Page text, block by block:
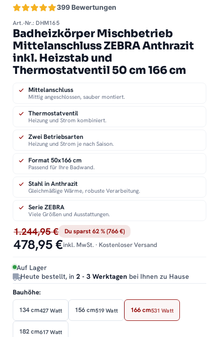
399 Bewertungen
Art.-Nr.: DHM165
Badheizkörper Mischbetrieb
Mittelanschluss ZEBRA Anthrazit
inkl. Heizstab und
Thermostatventil 50 cm 166 cm
1.244,95 € Du sparst 62 % (766 €)
478,95 €inkl. MwSt. · Kostenloser Versand
Auf Lager
Heute bestellt, in 2 - 3 Werktagen bei Ihnen zu Hause
Mittelanschluss
Mittig angeschlossen, sauber montiert.
Thermostatventil
Heizung und Strom kombiniert.
Zwei Betriebsarten
Heizung und Strom je nach Saison.
Format 50x166 cm
Passend für Ihre Badwand.
Stahl in Anthrazit
Gleichmäßige Wärme, robuste Verarbeitung.
Serie ZEBRA
Viele Größen und Ausstattungen.
Bauhöhe:
134 cm427 Watt 156 cm519 Watt 166 cm531 Watt
182 cm617 Watt